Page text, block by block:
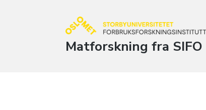
Matforskning fra SIFO